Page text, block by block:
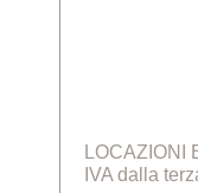
LOCAZIONI
IVA dalla